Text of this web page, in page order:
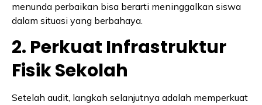
menunda perbaikan bisa berarti meninggalkan siswa
dalam situasi yang berbahaya.
2. Perkuat Infrastruktur
Fisik Sekolah
Setelah audit, langkah selanjutnya adalah memperkuat